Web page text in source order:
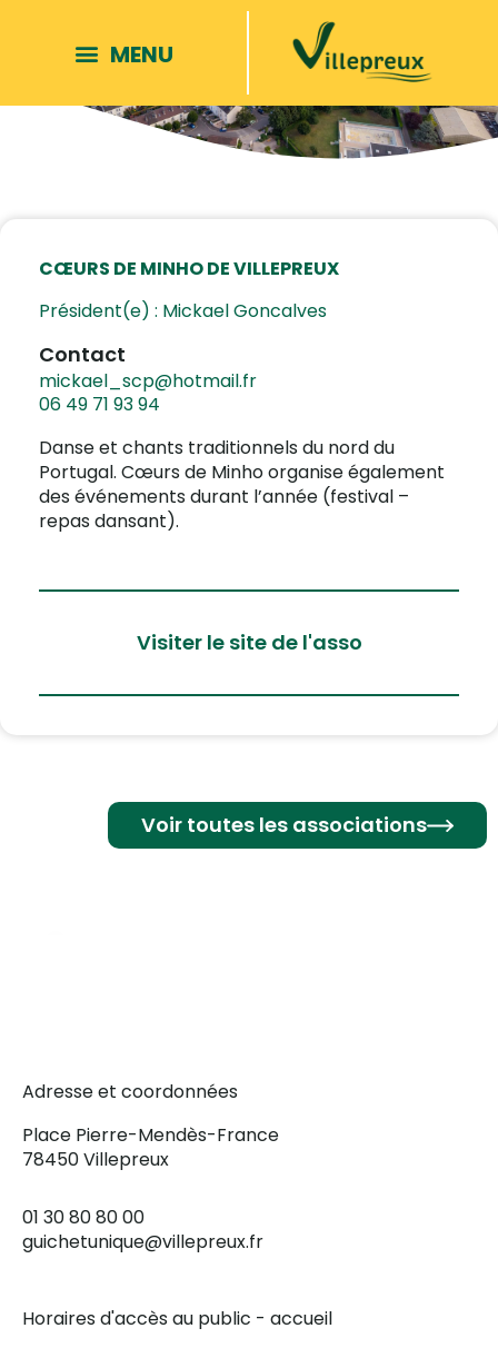
CŒURS DE MINHO DE VILLEPREUX
Président(e) : Mickael Goncalves
Contact
mickael_scp@hotmail.fr
06 49 71 93 94
Danse et chants traditionnels du nord du
Portugal. Cœurs de Minho organise également
des événements durant l’année (festival –
repas dansant).
Visiter le site de l'asso
Voir toutes les associations
Adresse et coordonnées
Place Pierre-Mendès-France
78450 Villepreux
01 30 80 80 00
guichetunique@villepreux.fr
Horaires d'accès au public - accueil